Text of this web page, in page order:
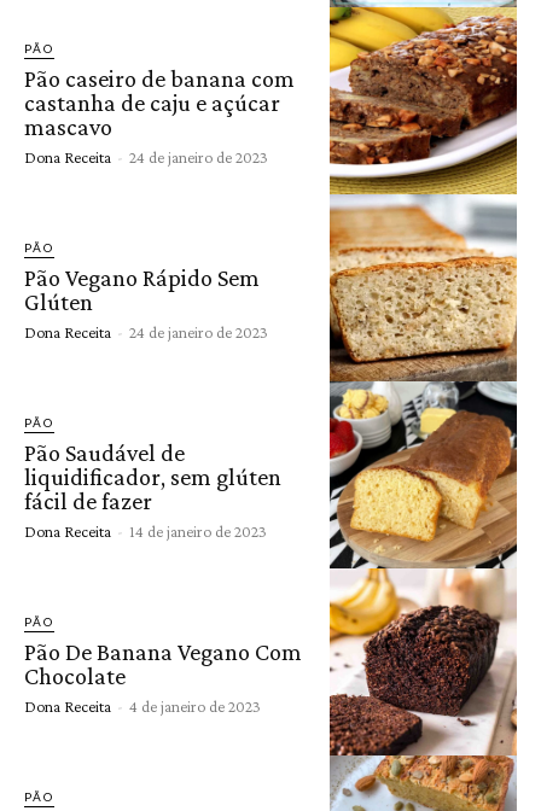
PÃO
Pão caseiro de banana com
castanha de caju e açúcar
mascavo
Dona Receita - 24 de janeiro de 2023
PÃO
Pão Vegano Rápido Sem
Glúten
Dona Receita - 24 de janeiro de 2023
PÃO
Pão Saudável de
liquidificador, sem glúten
fácil de fazer
Dona Receita - 14 de janeiro de 2023
PÃO
Pão De Banana Vegano Com
Chocolate
Dona Receita - 4 de janeiro de 2023
PÃO